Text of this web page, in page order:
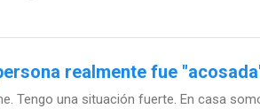
realmente fue
Tengo una situación fuerte. En casa